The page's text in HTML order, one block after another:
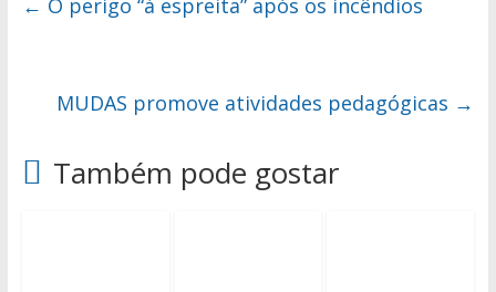
← O perigo “à espreita” após os incêndios
MUDAS promove atividades pedagógicas →
Também pode gostar